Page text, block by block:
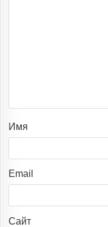
Имя
Email
Сайт